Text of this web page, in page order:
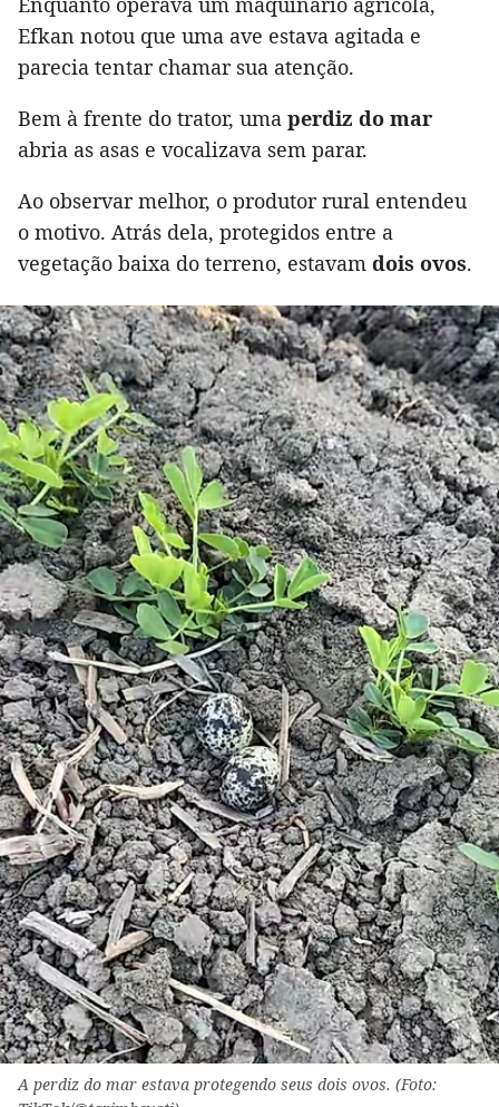
Efkan notou que uma ave estava agitada e
parecia tentar chamar sua atenção.
Bem à frente do trator, uma perdiz do mar
abria as asas e vocalizava sem parar.
Ao observar melhor, o produtor rural entendeu
o motivo. Atrás dela, protegidos entre a
vegetação baixa do terreno, estavam dois ovos.
A perdiz do mar estava protegendo seus dois ovos. (Foto: